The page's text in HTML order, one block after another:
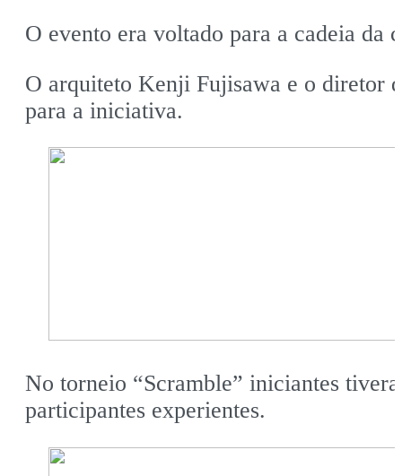
O evento era voltado para a cadeia
O arquiteto Kenji Fujisawa e o diretor
para a iniciativa.
No torneio “Scramble” iniciantes
participantes experientes.